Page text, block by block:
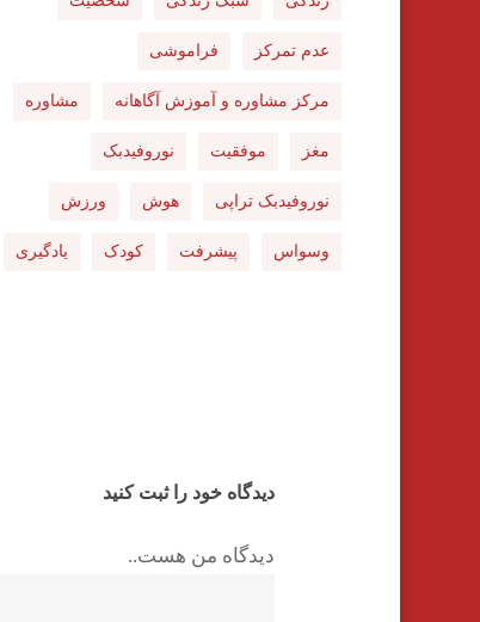
عدم تمرکز فراموشی
مرکز مشاوره و آموزش آگاهانه مشاوره
مغز موفقیت نوروفیدبک
نوروفیدبک تراپی هوش ورزش
وسواس پیشرفت کودک یادگیری
دیدگاه خود را ثبت کنید
دیدگاه من هست..